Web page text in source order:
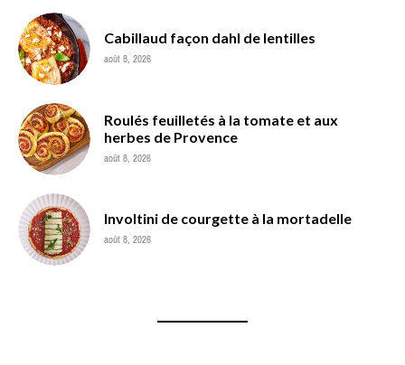
Cabillaud façon dahl de lentilles
août 8, 2026
Roulés feuilletés à la tomate et aux
herbes de Provence
août 8, 2026
Involtini de courgette à la mortadelle
août 8, 2026